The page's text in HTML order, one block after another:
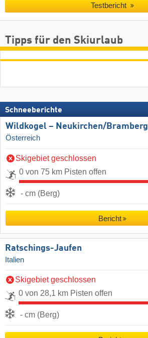
Testbericht
Tipps für den Skiurlaub
Schneeberichte
Wildkogel – Neukirchen/​Bramberg
Österreich
Skigebiet geschlossen
0 von 75 km Pisten offen
- cm (Berg)
Bericht
Ratschings-Jaufen
Italien
Skigebiet geschlossen
0 von 28,1 km Pisten offen
- cm (Berg)